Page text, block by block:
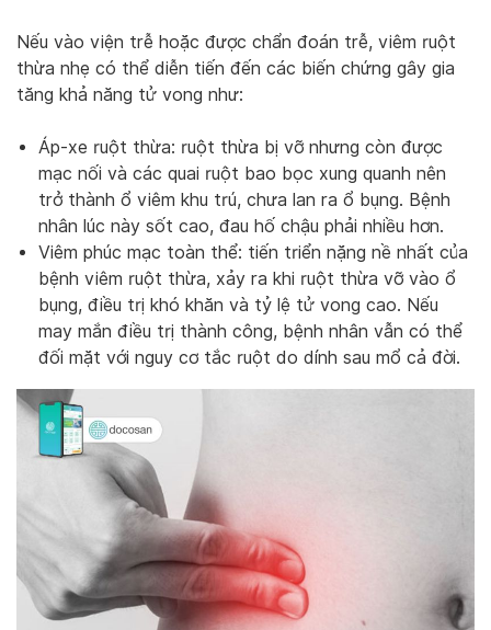
Nếu vào viện trễ hoặc được chẩn đoán trễ, viêm ruột
thừa nhẹ có thể diễn tiến đến các biến chứng gây gia
tăng khả năng tử vong như:
Áp-xe ruột thừa: ruột thừa bị vỡ nhưng còn được
mạc nối và các quai ruột bao bọc xung quanh nên
trở thành ổ viêm khu trú, chưa lan ra ổ bụng. Bệnh
nhân lúc này sốt cao, đau hố chậu phải nhiều hơn.
Viêm phúc mạc toàn thể: tiến triển nặng nề nhất của
bệnh viêm ruột thừa, xảy ra khi ruột thừa vỡ vào ổ
bụng, điều trị khó khăn và tỷ lệ tử vong cao. Nếu
may mắn điều trị thành công, bệnh nhân vẫn có thể
đối mặt với nguy cơ tắc ruột do dính sau mổ cả đời.